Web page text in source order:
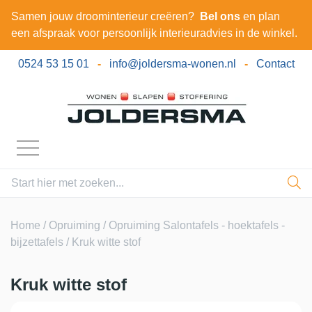
Samen jouw droominterieur creëren? Bel ons en plan
een afspraak voor persoonlijk interieuradvies in de winkel.
0524 53 15 01 - info@joldersma-wonen.nl - Contact
Home / Opruiming / Opruiming Salontafels - hoektafels -
bijzettafels / Kruk witte stof
Kruk witte stof